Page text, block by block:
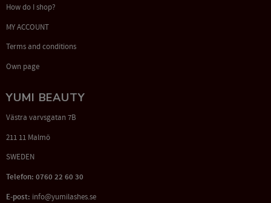
How do I shop?
MY ACCOUNT
Terms and conditions
Own page
YUMI BEAUTY
Västra varvsgatan 7B
211 11 Malmö
SWEDEN
Telefon: 0760 22 60 30
E-post: info@yumilashes.se